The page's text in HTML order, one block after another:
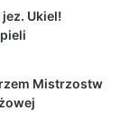
Ukiel!
Mistrzostw